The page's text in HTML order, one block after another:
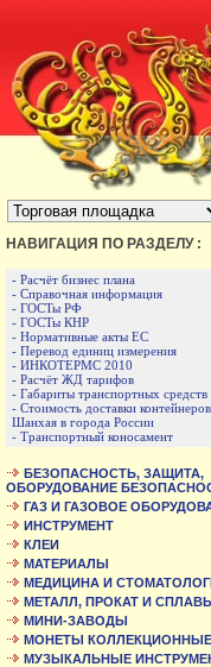
БЫСТРЫЙ ПЕРЕХОД :
НАВИГАЦИЯ ПО РАЗДЕЛУ :
- Расчёт бизнес плана
- Справочная информация
- ГОСТы РФ
- ГОСТы КНР
- Нормативные акты ЕС
- Перевод единиц измерения
- ИНКОТЕРМС 2010
- Расчёт ЖД тарифов
- Габариты транспортных средств
- Стоимость доставки
Шанхая в города России
- Транспортный коносамент
БЕЗОПАСНОСТЬ, ЗАЩИТА,
ОБОРУДОВАНИЕ
ГАЗ И ГАЗОВОЕ
ИНСТРУМЕНТ
КЛЕИ
МАТЕРИАЛЫ
МЕДИЦИНА И
МЕТАЛЛ, ПРОКАТ И
МИНИ-ЗАВОДЫ
МОНЕТЫ КОЛЛЕКЦИОННЫЕ
МУЗЫКАЛЬНЫЕ